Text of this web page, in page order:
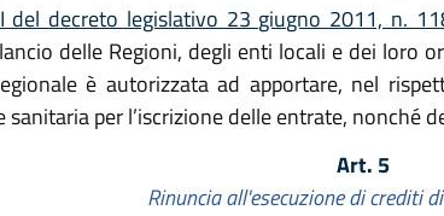
del decreto legislativo 23 giugno 2011, n.
delle Regioni, degli enti locali e dei loro
è autorizzata ad apportare, nel
per l’iscrizione delle entrate, nonché
Art. 5
Rinuncia all'esecuzione di crediti